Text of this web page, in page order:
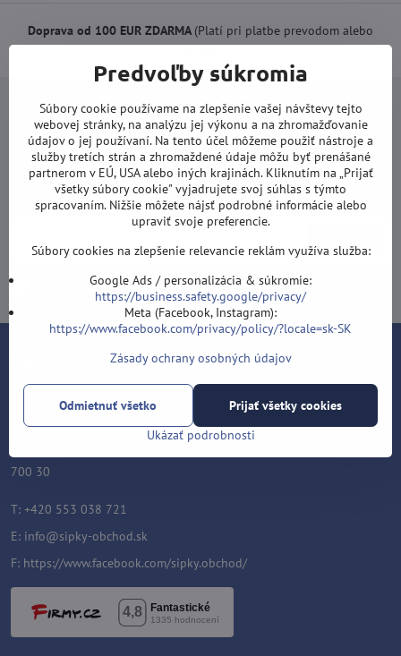
Doprava od 100 EUR ZDARMA(Platí pri platbe prevodom alebo
kartou).
Newsletter
Odoberať naše novinky:
Chcem sa prihlásiť k odberu noviniek e-mailom
Roman Šostek
Ostrava-Hrabůvka
700 30
T: +420 553 038 721
E: info@sipky-obchod.sk
F: https://www.facebook.com/sipky.obchod/
Predvoľby súkromia
Súbory cookie používame na zlepšenie vašej návštevy tejto
webovej stránky, na analýzu jej výkonu a na zhromažďovanie
údajov o jej používaní. Na tento účel môžeme použiť nástroje a
služby tretích strán a zhromaždené údaje môžu byť prenášané
partnerom v EÚ, USA alebo iných krajinách. Kliknutím na „Prijať
všetky súbory cookie" vyjadrujete svoj súhlas s týmto
spracovaním. Nižšie môžete nájsť podrobné informácie alebo
upraviť svoje preferencie.
Súbory cookies na zlepšenie relevancie reklám využíva služba:
Google Ads / personalizácia & súkromie:
https://business.safety.google/privacy/
Meta (Facebook, Instagram):
https://www.facebook.com/privacy/policy/?locale=sk-SK
Zásady ochrany osobných údajov
Ukázať podrobnosti
Prijať všetky cookies
Odmietnuť všetko